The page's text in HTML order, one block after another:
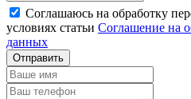
Соглашаюсь на обработку
условиях статьи Соглашение на
данных
Отправить